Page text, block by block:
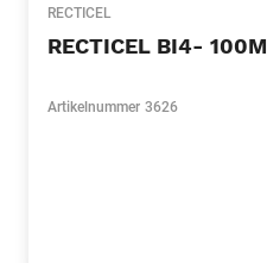
RECTICEL
RECTICEL BI4-
Artikelnummer 3626